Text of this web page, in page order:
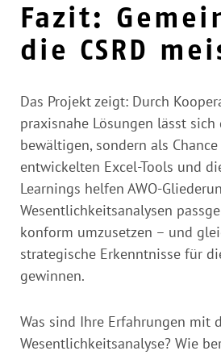
Fazit:
die CSRD
Das Projekt zeigt: Durch
praxisnahe Lösungen lässt
bewältigen, sondern als
entwickelten Excel-Tools und
Learnings helfen AWO-
Wesentlichkeitsanalysen
konform umzusetzen – und
strategische Erkenntnisse für
gewinnen.
Was sind Ihre Erfahrungen mit
Wesentlichkeitsanalyse? Wie